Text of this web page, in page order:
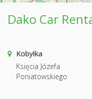
Dako Car
Kobyłka
Księcia Józefa
Poniatowskiego